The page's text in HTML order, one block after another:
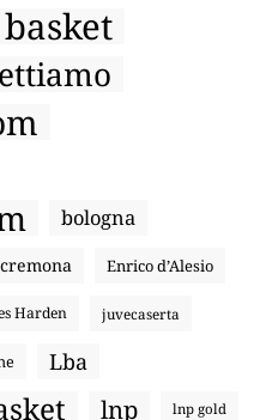
basket
bologna
cremona Enrico d’Alesio
Harden juvecaserta
Lba
lnp lnp gold